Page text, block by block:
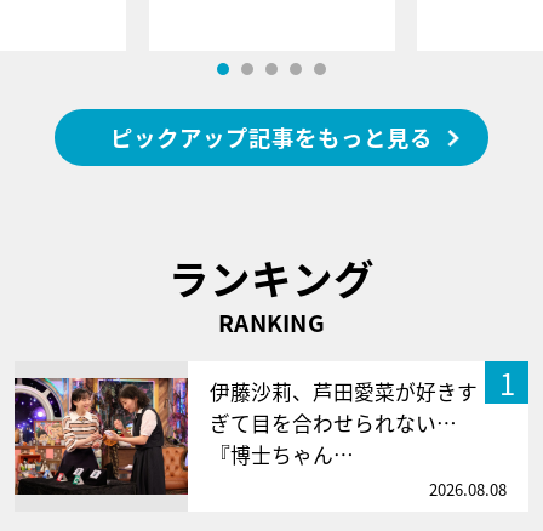
ピックアップ記事をもっと見る
ランキング
RANKING
1
伊藤沙莉、芦田愛菜が好きす
ぎて目を合わせられない…
『博士ちゃん…
2026.08.08